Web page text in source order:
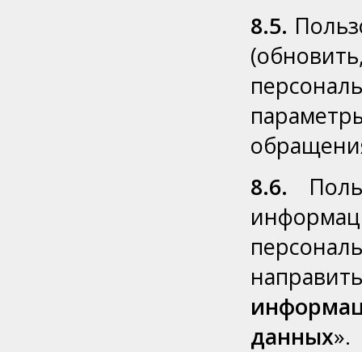
8.5.
8.6.
данных».